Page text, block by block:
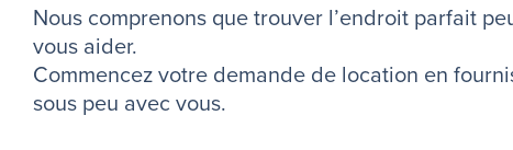
Nous comprenons que trouver l’endroit parfait
vous aider.
Commencez votre demande de location en
sous peu avec vous.